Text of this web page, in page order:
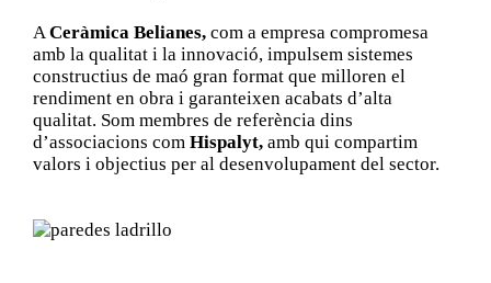
ACeràmica Belianes,com a empresa compromesa
amb la qualitat i la innovació, impulsem sistemes
constructius de maó gran format que milloren el
rendiment en obra i garanteixen acabats d’alta
qualitat. Som membres de referència dins
d’associacions com Hispalyt,amb qui compartim
valors i objectius per al desenvolupament del sector.